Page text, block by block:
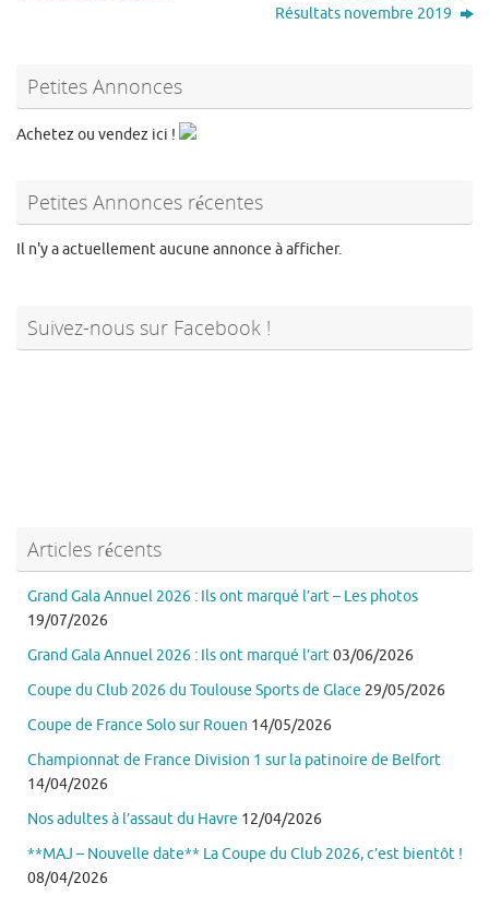
Résultats novembre 2019
Petites Annonces
Achetez ou vendez ici !
Petites Annonces récentes
Il n'y a actuellement aucune annonce à afficher.
Suivez-nous sur Facebook !
Articles récents
Grand Gala Annuel 2026 : Ils ont marqué l’art – Les photos
19/07/2026
Grand Gala Annuel 2026 : Ils ont marqué l’art03/06/2026
Coupe du Club 2026 du Toulouse Sports de Glace 29/05/2026
Coupe de France Solo sur Rouen 14/05/2026
Championnat de France Division 1 sur la patinoire de Belfort
14/04/2026
Nos adultes à l’assaut du Havre 12/04/2026
**MAJ – Nouvelle date** La Coupe du Club 2026, c’est bientôt !
08/04/2026